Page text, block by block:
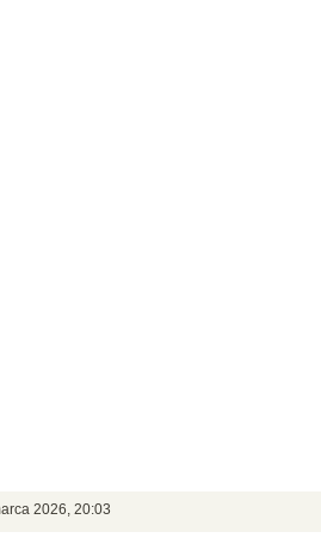
2026, 20:03